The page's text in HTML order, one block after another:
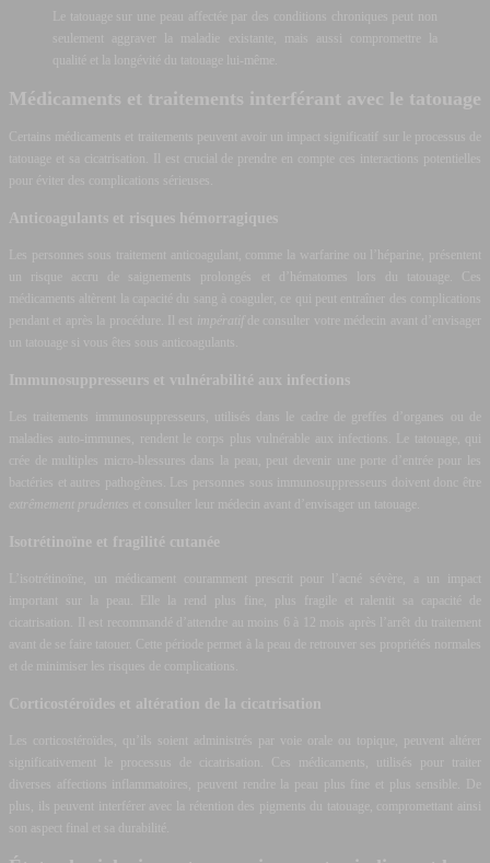
Le tatouage sur une peau affectée par des conditions chroniques peut non
seulement aggraver la maladie existante, mais aussi compromettre la
qualité et la longévité du tatouage lui-même.
Médicaments et traitements interférant avec le tatouage
Certains médicaments et traitements peuvent avoir un impact significatif sur le processus de
tatouage et sa cicatrisation. Il est crucial de prendre en compte ces interactions potentielles
pour éviter des complications sérieuses.
Anticoagulants et risques hémorragiques
Les personnes sous traitement anticoagulant, comme la warfarine ou l’héparine, présentent
un risque accru de saignements prolongés et d’hématomes lors du tatouage. Ces
médicaments altèrent la capacité du sang à coaguler, ce qui peut entraîner des complications
pendant et après la procédure. Il est
impératif
de consulter votre médecin avant d’envisager
un tatouage si vous êtes sous anticoagulants.
Immunosuppresseurs et vulnérabilité aux infections
Les traitements immunosuppresseurs, utilisés dans le cadre de greffes d’organes ou de
maladies auto-immunes, rendent le corps plus vulnérable aux infections. Le tatouage, qui
crée de multiples micro-blessures dans la peau, peut devenir une porte d’entrée pour les
bactéries et autres pathogènes. Les personnes sous immunosuppresseurs doivent donc être
extrêmement prudentes et consulter leur médecin avant d’envisager un tatouage.
Isotrétinoïne et fragilité cutanée
L’isotrétinoïne, un médicament couramment prescrit pour l’acné sévère, a un impact
important sur la peau. Elle la rend plus fine, plus fragile et ralentit sa capacité de
cicatrisation. Il est recommandé d’attendre au moins 6 à 12 mois après l’arrêt du traitement
avant de se faire tatouer. Cette période permet à la peau de retrouver ses propriétés normales
et de minimiser les risques de complications.
Corticostéroïdes et altération de la cicatrisation
Les corticostéroïdes, qu’ils soient administrés par voie orale ou topique, peuvent altérer
significativement le processus de cicatrisation. Ces médicaments, utilisés pour traiter
diverses affections inflammatoires, peuvent rendre la peau plus fine et plus sensible. De
plus, ils peuvent interférer avec la rétention des pigments du tatouage, compromettant ainsi
son aspect final et sa durabilité.